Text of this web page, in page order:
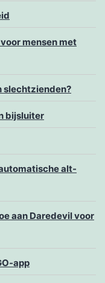
mensen met
slechtzienden?
bijsluiter
alt-
aan Daredevil voor
app